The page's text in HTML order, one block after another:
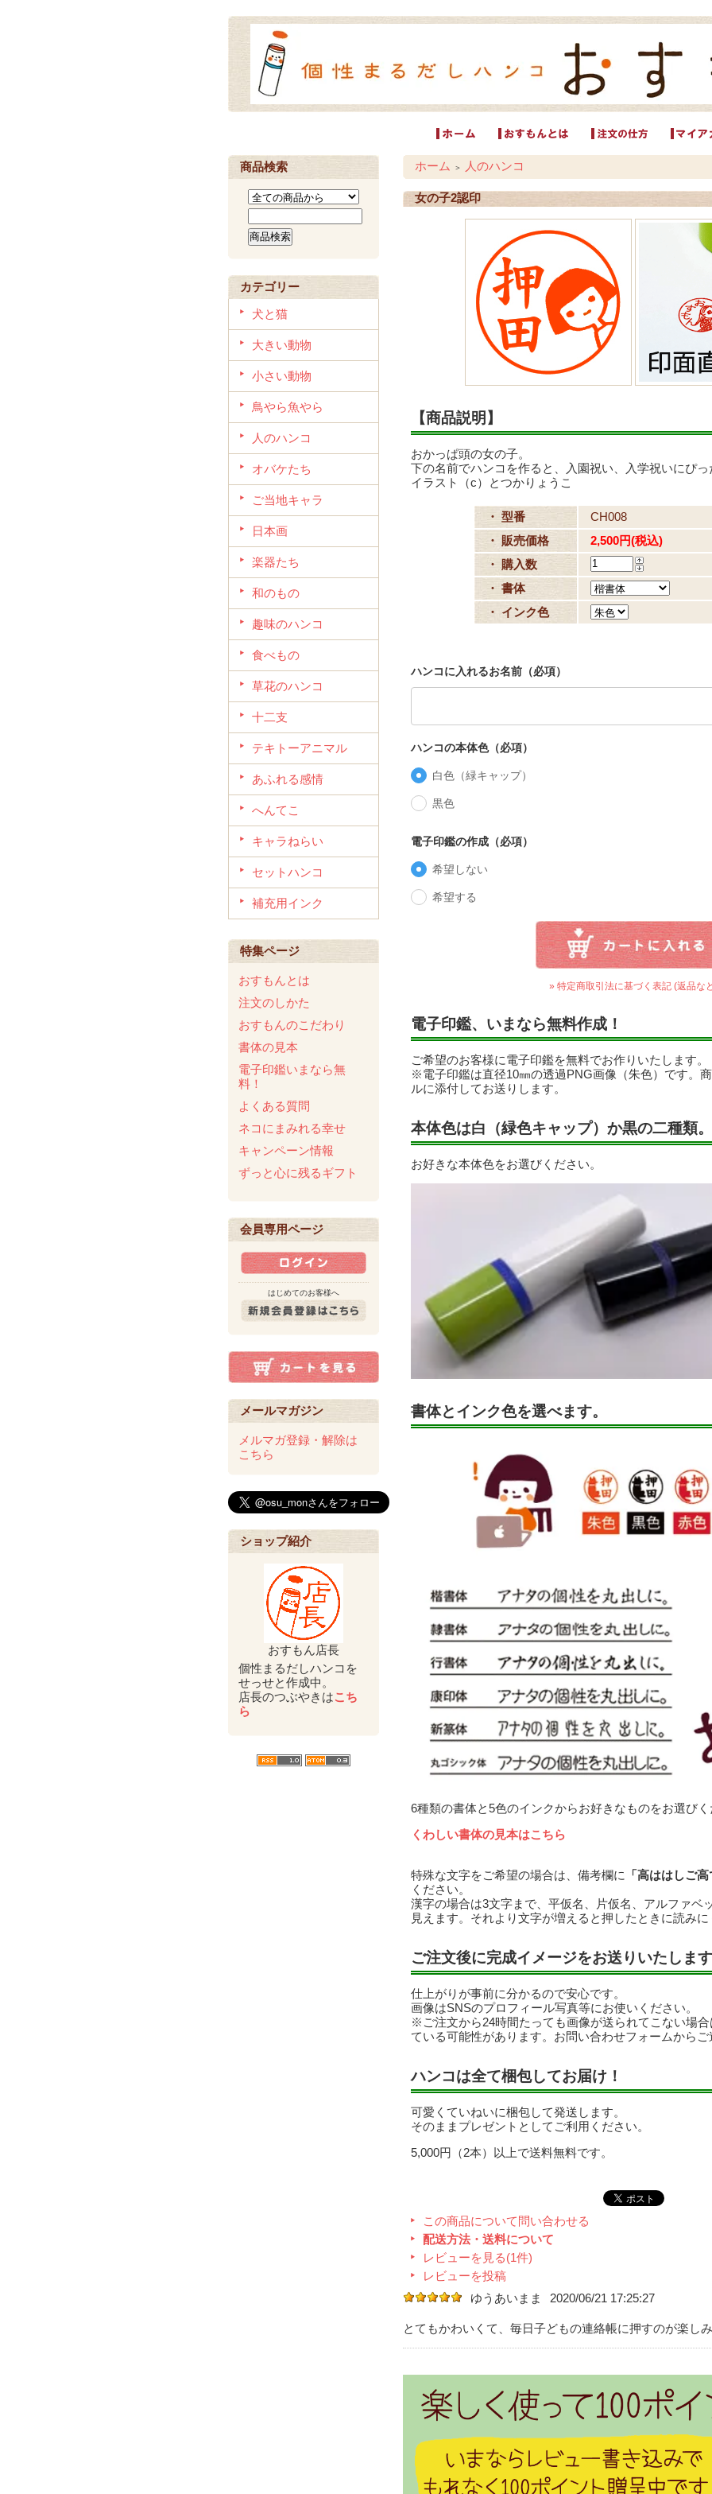
商品検索
カテゴリー
犬と猫
大きい動物
小さい動物
鳥やら魚やら
人のハンコ
オバケたち
ご当地キャラ
日本画
楽器たち
和のもの
趣味のハンコ
食べもの
草花のハンコ
十二支
テキトーアニマル
あふれる感情
へんてこ
キャラねらい
セットハンコ
補充用インク
特集ページ
おすもんとは
注文のしかた
おすもんのこだわり
書体の見本
電子印鑑いまなら無
料！
よくある質問
ネコにまみれる幸せ
キャンペーン情報
ずっと心に残るギフト
会員専用ページ
はじめてのお客様へ
メールマガジン
メルマガ登録・解除は
こちら
ショップ紹介
おすもん店長
個性まるだしハンコを
せっせと作成中。
店長のつぶやきはこち
ら
ホーム ＞ 人のハンコ
女の子2認印
【商品説明】
おかっぱ頭の女の子。
下の名前でハンコを作ると、入園祝い、入学祝いにぴ
イラスト（c）とつかりょうこ
・ 型番
CH008
・ 販売価格
2,500円(税込)
・ 購入数
・ 書体
・ インク色
ハンコに入れるお名前（必項）
ハンコの本体色（必項）
白色（緑キャップ）
黒色
電子印鑑の作成（必項）
希望しない
希望する
» 特定商取引法に基づく表記 (返品な
電子印鑑、いまなら無料作成！
ご希望のお客様に電子印鑑を無料でお作りいたします。
※電子印鑑は直径10㎜の透過PNG画像（朱色）です。
ルに添付してお送りします。
本体色は白（緑色キャップ）か黒の二種類。
お好きな本体色をお選びください。
書体とインク色を選べます。
6種類の書体と5色のインクからお好きなものをお選び
くわしい書体の見本はこちら
特殊な文字をご希望の場合は、備考欄に
「高ははしご
ください。
漢字の場合は3文字まで、平仮名、片仮名、アルファベ
見えます。それより文字が増えると押したときに読み
ご注文後に完成イメージをお送りいたしま
仕上がりが事前に分かるので安心です。
画像はSNSのプロフィール写真等にお使いください。
※ご注文から24時間たっても画像が送られてこない場
ている可能性があります。お問い合わせフォームから
ハンコは全て梱包してお届け！
可愛くていねいに梱包して発送します。
そのままプレゼントとしてご利用ください。
5,000円（2本）以上で送料無料です。
この商品について問い合わせる
配送方法・送料について
レビューを見る(1件)
レビューを投稿
ゆうあいまま
2020/06/21 17:25:27
とてもかわいくて、毎日子どもの連絡帳に押すのが楽し